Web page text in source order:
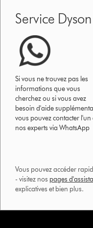
Service Dyson
Si vous ne trouvez pas les
informations que vous
cherchez ou si vous avez
besoin d'aide
vous pouvez contacter l'un
nos experts via WhatsApp
Vous pouvez accéder
- visitez nos pages
explicatives et bien plus.​